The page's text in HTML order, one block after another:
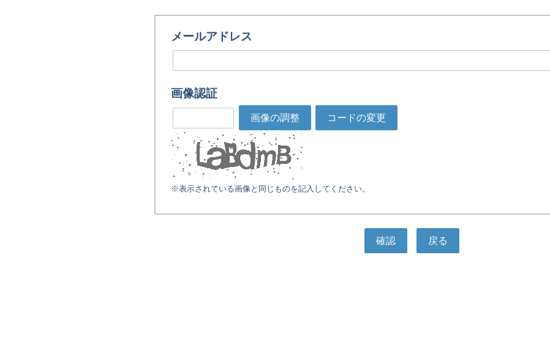
メールアドレス
画像認証
画像の調整 コードの変更
※表示されている画像と同じものを記入してください。